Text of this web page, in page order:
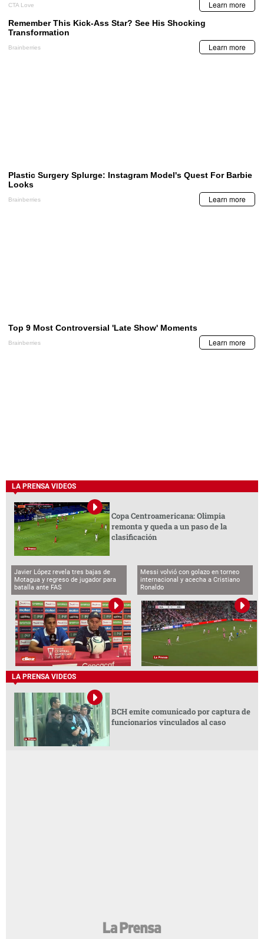
LA PRENSA VIDEOS
Copa Centroamericana: Olimpia
remonta y queda a un paso de la
clasificación
Javier López revela tres bajas de
Motagua y regreso de jugador para
batalla ante FAS
Messi volvió con golazo en torneo
internacional y acecha a Cristiano
Ronaldo
LA PRENSA VIDEOS
BCH emite comunicado por captura de
funcionarios vinculados al caso